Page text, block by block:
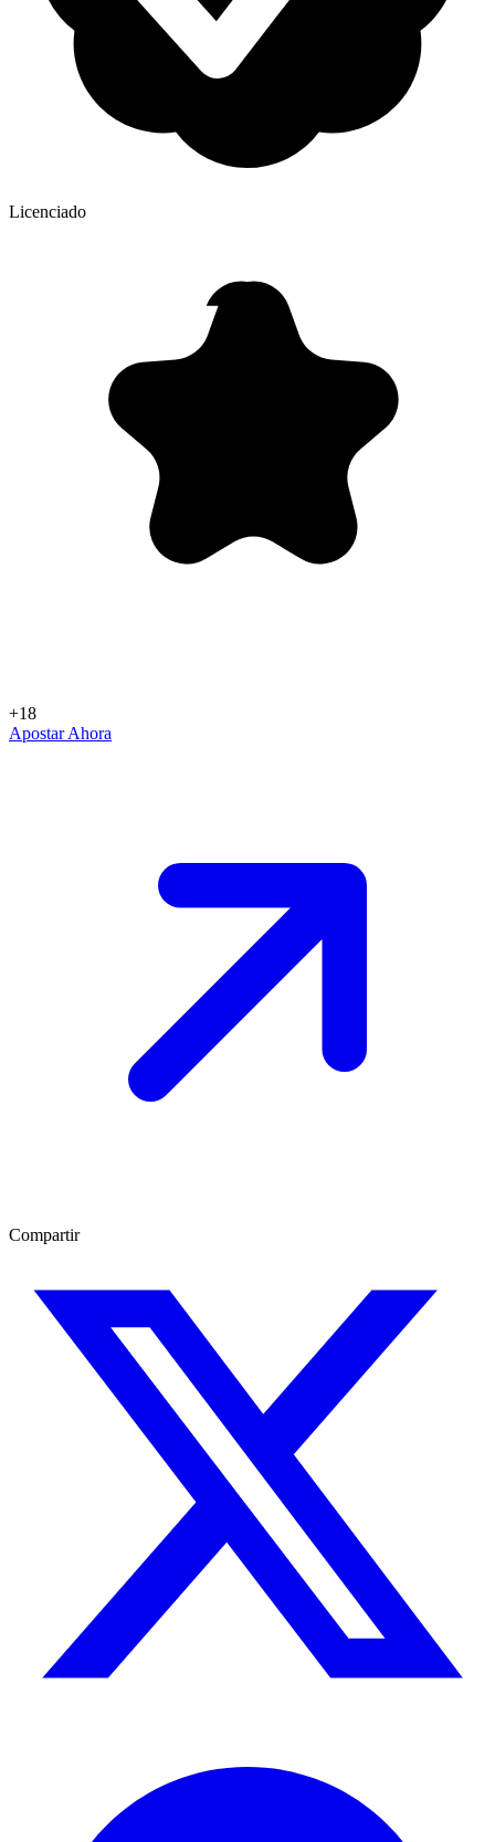
Licenciado
+18
Apostar Ahora
Compartir